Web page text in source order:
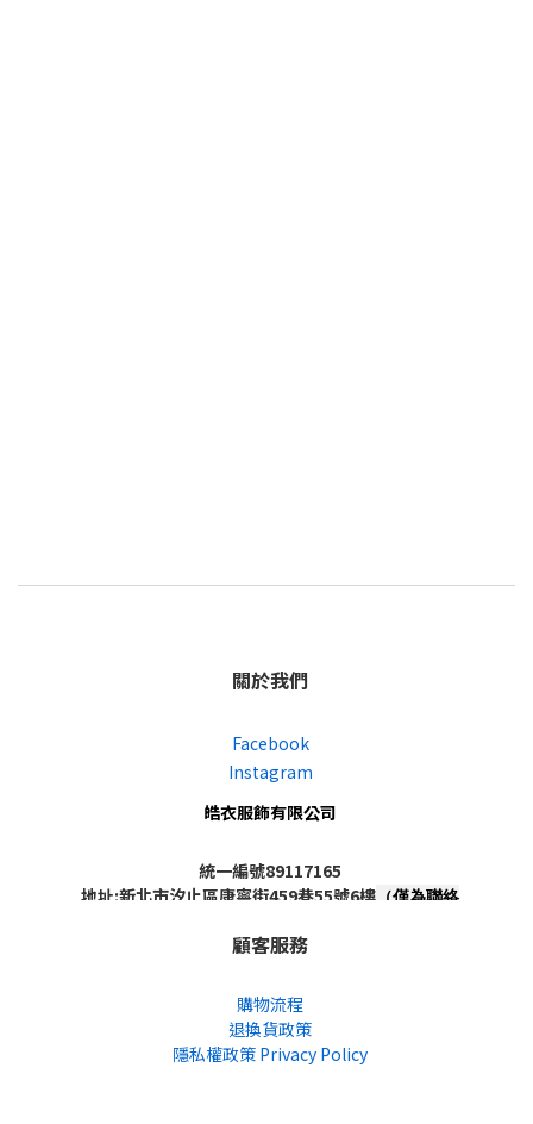
關於我們
Facebook
Instagram
皓衣服飾有限公司
統一編號89117165
地址:新北市汐止區康寧街459巷55號6樓 （僅為聯絡
顧客服務
購物流程
退換貨政策
隱私權政策 Privacy Policy